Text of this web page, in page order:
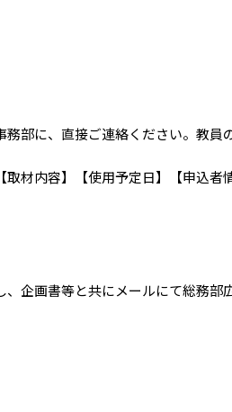
部に、直接ご連絡ください。教員
材内容】【使用予定日】【申込
、企画書等と共にメールにて総